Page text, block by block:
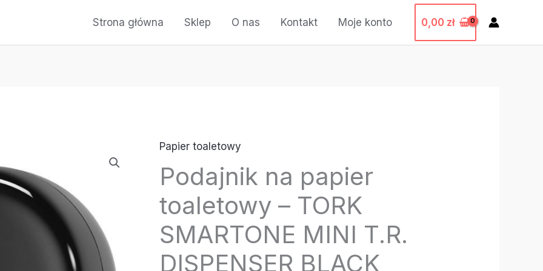
Strona główna Sklep O nas Kontakt Moje konto 0,00 zł
Papier toaletowy
Podajnik na papier
toaletowy – TORK
SMARTONE MINI T.R.
DISPENSER BLACK